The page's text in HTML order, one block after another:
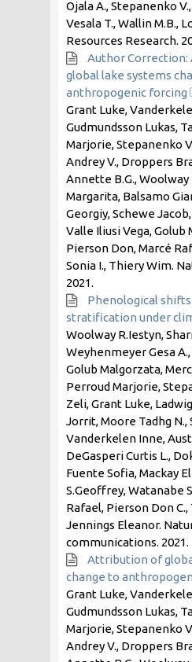
Ojala A., Stepanenko
Vesala T., Wallin M.B.,
Resources Research.
Author
global lake systems
anthropogenic forcing
Grant Luke,
Gudmundsson Lukas,
Marjorie, Stepanenko
Andrey V., Droppers
Annette B.G., Woolway
Margarita, Balsamo
Georgiy, Schewe
Valle Iliusi Vega, Golub
Pierson Don, Marcé
Sonia I., Thiery Wim.
2021.
Phenological
stratification under
Woolway R.Iestyn,
Weyhenmeyer Gesa
Golub Malgorzata,
Perroud Marjorie,
Zeli, Grant Luke,
Jorrit, Moore Tadhg
Vanderkelen Inne,
DeGasperi Curtis L.,
Fuente Sofia, Mackay
S.Geoffrey, Watanabe
Rafael, Pierson Don
Jennings Eleanor.
communications. 2021.
Attribution of
change to
Grant Luke,
Gudmundsson Lukas,
Marjorie, Stepanenko
Andrey V., Droppers